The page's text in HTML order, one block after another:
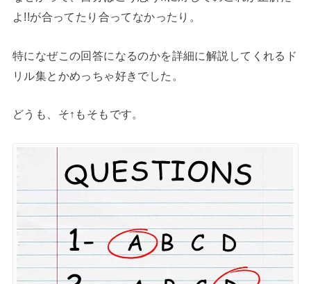
よ!!が合ってたり合ってなかったり。
特になぜこの回答になるのかを詳細に解説してくれるド
リル集とかめっちゃ好きでした。
どうも、そ↑もそもです。